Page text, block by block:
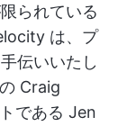
られている
は、プ
伝いいたし
Craig
である Jen